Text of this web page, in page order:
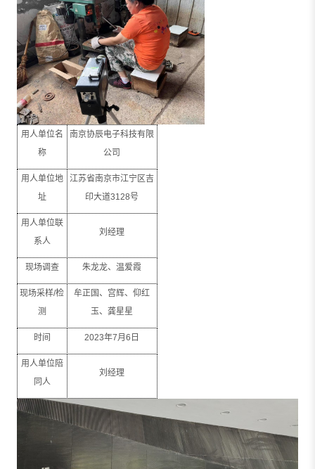
用人单位名
称
南京协辰电子科技有限
公司
用人单位地
址
江苏省南京市江宁区吉
印大道3128号
用人单位联
系人
刘经理
现场调查 朱龙龙、温爱霞
现场采样/检
测
牟正国、宫辉、仰红
玉、龚星星
时间 2023年7月6 日
用人单位陪
同人
刘经理